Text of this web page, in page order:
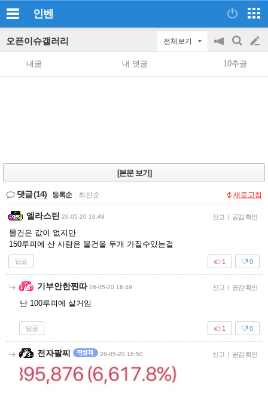
인벤
오픈이슈갤러리 전체보기
공
지
on/off
검
색
글
쓰
내글 내 댓글 10추글
[본문 보기]
댓글(14) 등록순 최신순 새로고침
엘라스틴 26-05-20 16:48 신고 | 공감 확인
물건은 값이 없지만
150루피에 산 사람은 물건을 두개 가질수있는걸
답글 0
1
기부안한찐따 26-05-20 16:49 신고 | 공감 확인
난 100루피에 살거임
답글 0
1
전자팔찌 26-05-20 16:50 신고 | 공감 확인